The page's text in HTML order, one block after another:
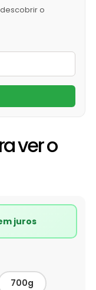
o
ver o
juros
700g